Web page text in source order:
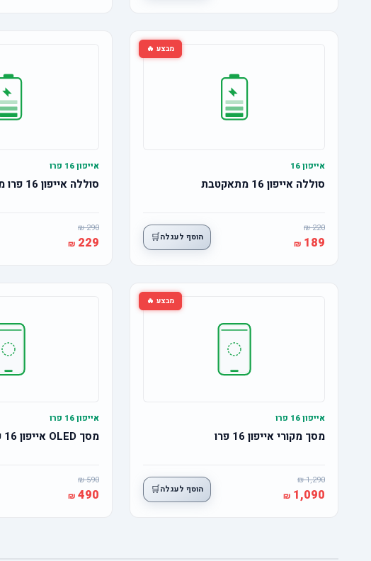
מבצע 🔥
אייפון 16
סוללה אייפון 16 מתאקטבת
220
189 הוסף לעגלה🛒
אייפון 16 פרו
סוללה אייפון 16 פרו מתאקטבת
290
229
מבצע 🔥
אייפון 16 פרו
מסך מקורי אייפון 16 פרו
1,290
1,090 הוסף לעגלה🛒
אייפון 16 פרו
מסך OLED אייפון 16 פרו
590
490